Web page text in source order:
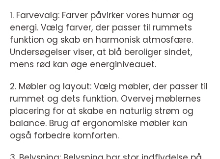
1. Farvevalg: Farver påvirker vores humør og
energi. Vælg farver, der passer til rummets
funktion og skab en harmonisk atmosfære.
Undersøgelser viser, at blå beroliger sindet,
mens rød kan øge energiniveauet.
2. Møbler og layout: Vælg møbler, der passer til
rummet og dets funktion. Overvej møblernes
placering for at skabe en naturlig strøm og
balance. Brug af ergonomiske møbler kan
også forbedre komforten.